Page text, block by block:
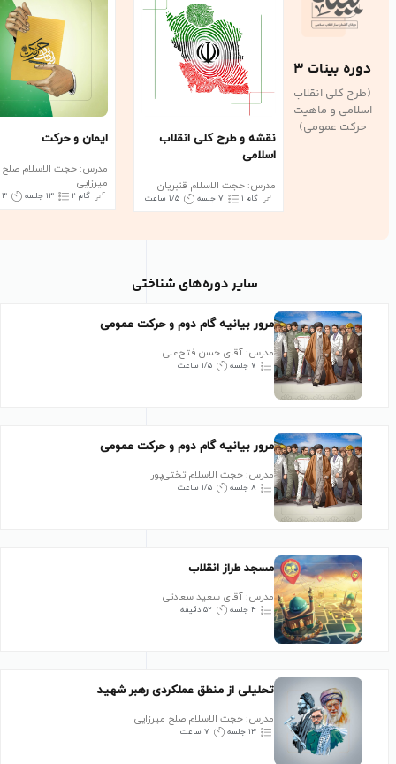
دوره بینات 3
(طرح کلی انقلاب
اسلامی و ماهیت
حرکت عمومی)
نقشه و طرح کلی انقلاب
اسلامی
مدرس: حجت الاسلام قنبریان
گام ۱ ۷ جلسه ۱/۵ ساعت
ایمان و حرکت
مدرس: حجت الاسلام صلح
میرزایی
گام ۲ ۱۳ جلسه ۳ ساعت
سایر دوره‌های شناختی
مرور بیانیه گام دوم و حرکت عمومی
مدرس: آقای حسن فتح‌علی
۷ جلسه ۱/۵ ساعت
مرور بیانیه گام دوم و حرکت عمومی
مدرس: حجت الاسلام تختی‌پور
۸ جلسه ۱/۵ ساعت
مسجد طراز انقلاب
مدرس: آقای سعید سعادتی
۴ جلسه ۵۲ دقیقه
تحلیلی از منطق عملکردی رهبر شهید
مدرس: حجت الاسلام صلح میرزایی
۱۳ جلسه ۷ ساعت